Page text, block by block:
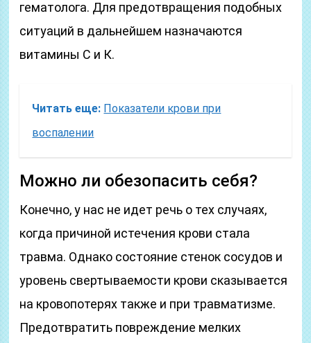
гематолога. Для предотвращения подобных
ситуаций в дальнейшем назначаются
витамины С и К.
Читать еще: Показатели крови при
воспалении
Можно ли обезопасить себя?
Конечно, у нас не идет речь о тех случаях,
когда причиной истечения крови стала
травма. Однако состояние стенок сосудов и
уровень свертываемости крови сказывается
на кровопотерях также и при травматизме.
Предотвратить повреждение мелких